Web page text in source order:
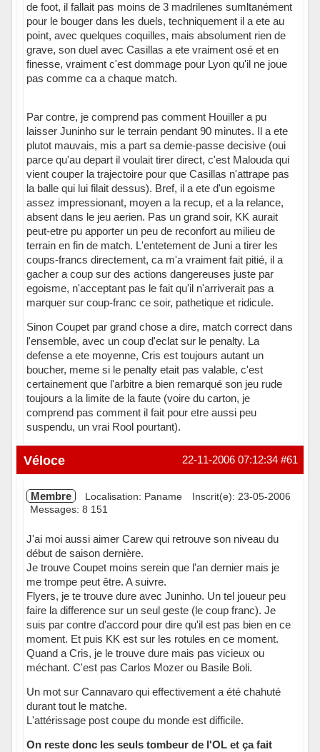
de foot, il fallait pas moins de 3 madrilenes sumltanément
pour le bouger dans les duels, techniquement il a ete au
point, avec quelques coquilles, mais absolument rien de
grave, son duel avec Casillas a ete vraiment osé et en
finesse, vraiment c'est dommage pour Lyon qu'il ne joue
pas comme ca a chaque match.
Par contre, je comprend pas comment Houiller a pu
laisser Juninho sur le terrain pendant 90 minutes. Il a ete
plutot mauvais, mis a part sa demie-passe decisive (oui
parce qu'au depart il voulait tirer direct, c'est Malouda qui
vient couper la trajectoire pour que Casillas n'attrape pas
la balle qui lui filait dessus). Bref, il a ete d'un egoisme
assez impressionant, moyen a la recup, et a la relance,
absent dans le jeu aerien. Pas un grand soir, KK aurait
peut-etre pu apporter un peu de reconfort au milieu de
terrain en fin de match. L'entetement de Juni a tirer les
coups-francs directement, ca m'a vraiment fait pitié, il a
gacher a coup sur des actions dangereuses juste par
egoisme, n'acceptant pas le fait qu'il n'arriverait pas a
marquer sur coup-franc ce soir, pathetique et ridicule.
Sinon Coupet par grand chose a dire, match correct dans
l'ensemble, avec un coup d'eclat sur le penalty. La
defense a ete moyenne, Cris est toujours autant un
boucher, meme si le penalty etait pas valable, c'est
certainement que l'arbitre a bien remarqué son jeu rude
toujours a la limite de la faute (voire du carton, je
comprend pas comment il fait pour etre aussi peu
suspendu, un vrai Rool pourtant).
Hors ligne #61
22-11-2006 07:12:34
Véloce
Membre Localisation: Paname
Inscrit(e): 23-05-2006
Messages: 8 151
J'ai moi aussi aimer Carew qui retrouve son niveau du
début de saison dernière.
Je trouve Coupet moins serein que l'an dernier mais je
me trompe peut être. A suivre.
Flyers, je te trouve dure avec Juninho. Un tel joueur peu
faire la difference sur un seul geste (le coup franc). Je
suis par contre d'accord pour dire qu'il est pas bien en ce
moment. Et puis KK est sur les rotules en ce moment.
Quand a Cris, je le trouve dure mais pas vicieux ou
méchant. C'est pas Carlos Mozer ou Basile Boli.
Un mot sur Cannavaro qui effectivement a été chahuté
durant tout le matche.
L'attérissage post coupe du monde est difficile.
On reste donc les seuls tombeur de l'OL et ça fait